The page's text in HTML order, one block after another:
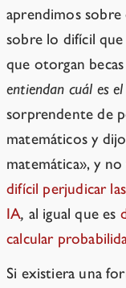
aprendimos
sobre lo difícil que
que otorgan
entiendan cuál es
sorprendente de
matemáticos y
matemática», y
difícil perjudicar
IA, al igual que es
calcular
Si existiera una